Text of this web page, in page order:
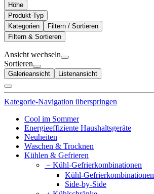
Höhe
Produkt-Typ
Kategorien
Filtern / Sortieren
Filtern & Sortieren
Ansicht wechseln
Sortieren
Galerieansicht Listenansicht
Kategorie-Navigation überspringen
Cool im Sommer
Energieeffiziente Haushaltsgeräte
Neuheiten
Waschen & Trocknen
Kühlen & Gefrieren
﹣ Kühl-Gefrierkombinationen
Kühl-Gefrierkombinationen
Side-by-Side